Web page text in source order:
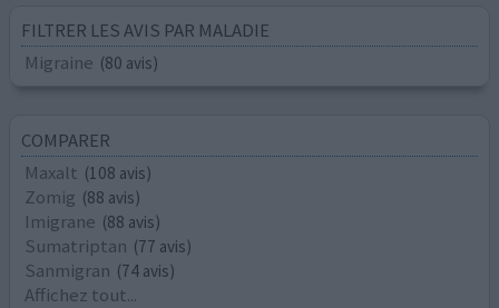
FILTRER LES AVIS PAR MALADIE
Migraine (80 avis)
COMPARER
Maxalt (108 avis)
Zomig (88 avis)
Imigrane (88 avis)
Sumatriptan (77 avis)
Sanmigran (74 avis)
Affichez tout...